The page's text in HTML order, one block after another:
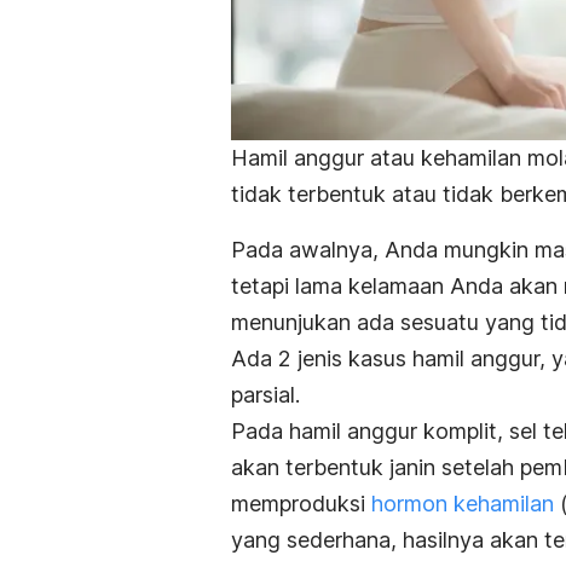
Hamil anggur atau kehamilan
tidak terbentuk atau tidak
Pada awalnya, Anda mungkin
tetapi lama kelamaan Anda
menunjukan ada sesuatu yang
Ada 2 jenis kasus hamil anggur,
parsial.
Pada hamil anggur komplit, sel
akan terbentuk janin setelah
memproduksi hormon kehamilan
yang sederhana, hasilnya akan